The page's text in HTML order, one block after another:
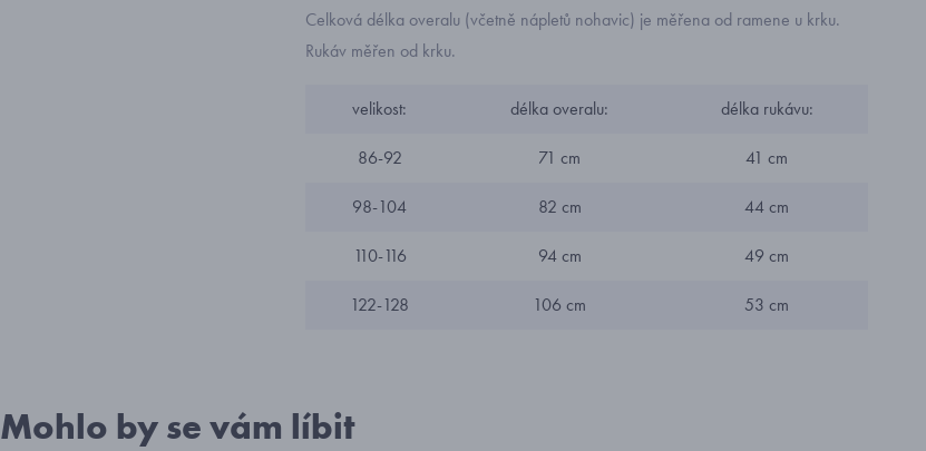
Celková délka overalu (včetně nápletů nohavic) je měřena od ramene u krku.
Rukáv měřen od krku.
velikost: délka overalu: délka rukávu:
86-92 71 cm 41 cm
98-104 82 cm 44 cm
110-116 94 cm 49 cm
122-128 106 cm 53 cm
Mohlo by se vám líbit